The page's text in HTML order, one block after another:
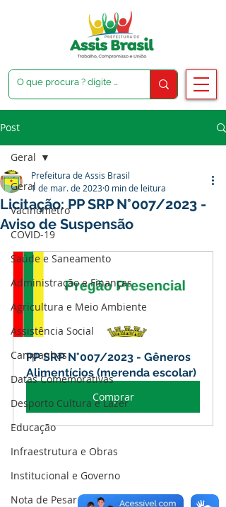
Post
Geral
Vacinômetro
COVID-19
Saúde e Saneamento
Administração e Finanças
Agricultura e Meio Ambiente
Assistência Social
Campanhas
Datas Comemorativas
Desporto Cultura e Lazer
Educação
Infraestrutura e Obras
Institucional e Governo
Nota de Pesar
Geral
Licitação: PP SRP N°007/2023 -
Aviso de Suspensão
Prefeitura de Assis Brasil
1 de mar. de 20230 min de leitura
PP SRP N°007/2023 - Gêneros
Alimentícios (merenda escolar)
Comprar